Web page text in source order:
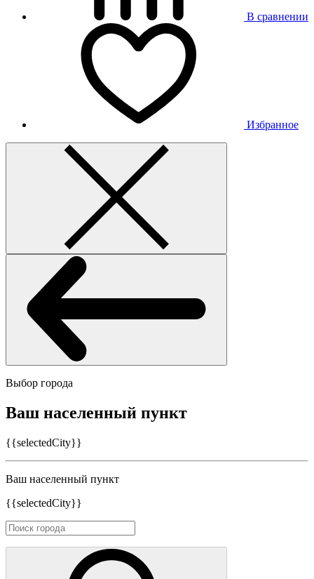
В сравнении
Избранное
Выбор города
Ваш населенный пункт
{{selectedCity}}
Ваш населенный пункт
{{selectedCity}}